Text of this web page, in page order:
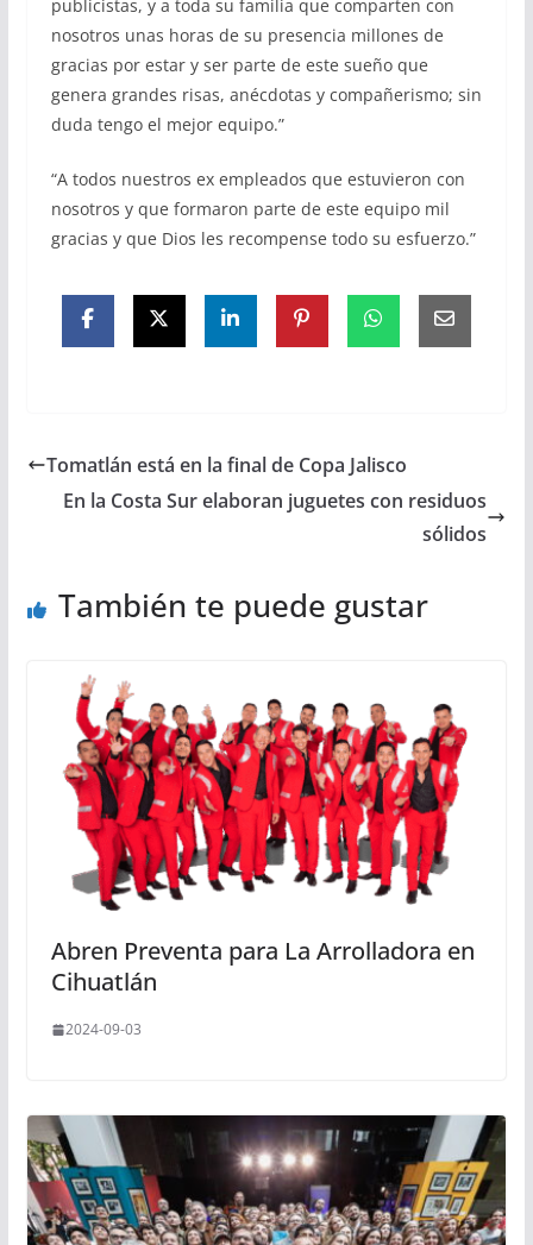
publicistas, y a toda su familia que comparten con
nosotros unas horas de su presencia millones de
gracias por estar y ser parte de este sueño que
genera grandes risas, anécdotas y compañerismo; sin
duda tengo el mejor equipo.”
“A todos nuestros ex empleados que estuvieron con
nosotros y que formaron parte de este equipo mil
gracias y que Dios les recompense todo su esfuerzo.”
Tomatlán está en la final de Copa Jalisco
En la Costa Sur elaboran juguetes con residuos
sólidos
También te puede gustar
Abren Preventa para La Arrolladora en
Cihuatlán
2024-09-03